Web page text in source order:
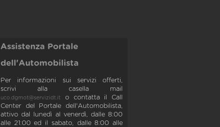
Assistenza Portale
dell'Automobilista
Per informazioni sui servizi offerti,
scrivi alla casella mail
uco.dgmot@servizidt.it
o contatta il Call
Center del Portale dell'Automobilista,
attivo dal lunedì al venerdì, dalle 8:00
alle 21:00 ed il sabato, dalle 8:00 alle